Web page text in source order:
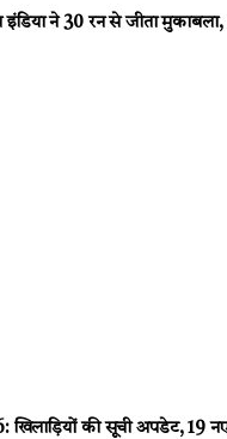
ने 30 रन से जीता मुकाबला,
की सूची अपडेट, 19